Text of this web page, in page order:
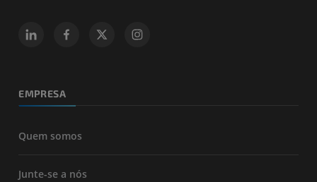
EMPRESA
Quem somos
Junte-se a nós